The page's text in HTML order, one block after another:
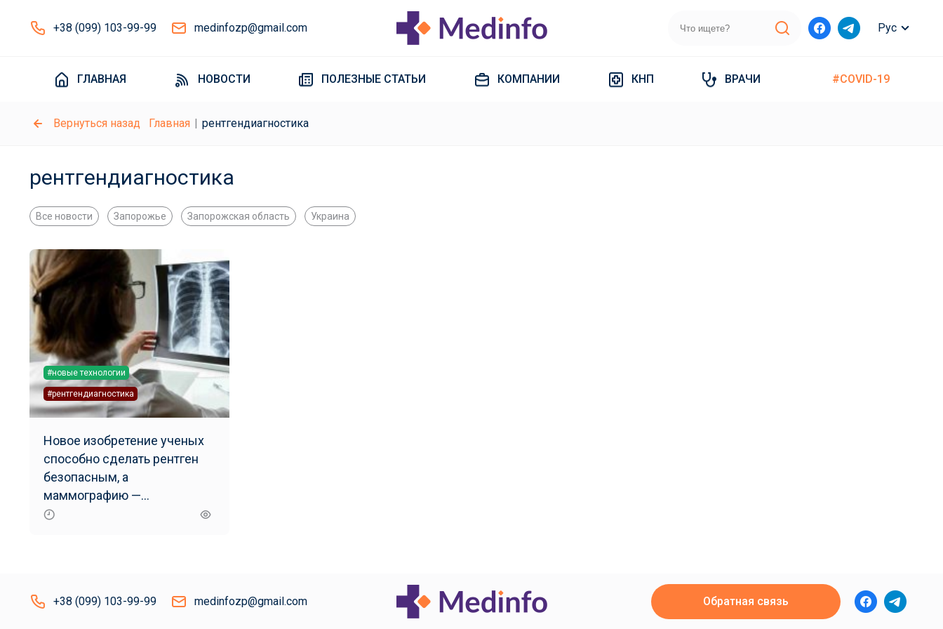
+38 (099) 103-99-99 medinfozp@gmail.com Рус
ГЛАВНАЯ НОВОСТИ ПОЛЕЗНЫЕ СТАТЬИ КОМПАНИИ КНП ВРАЧИ #COVID-19
Вернуться назад Главная рентгендиагностика
рентгендиагностика
Все новости Запорожье Запорожская область Украина
#новые технологии
#рентгендиагностика
Новое изобретение ученых
способно сделать рентген
безопасным, а
маммографию —
безболезненной
+38 (099) 103-99-99 medinfozp@gmail.com Обратная связь